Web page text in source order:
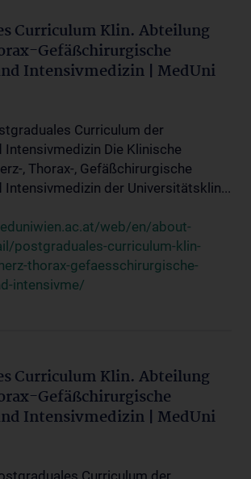
Curriculum Klin. Abteilung
Gefäßchirurgische
Intensivmedizin | MedUni
Curriculum der
Intensivmedizin Die Klinische
, Thorax-, Gefäßchirurgische
Intensivmedizin der Universitätsklin...
web/en/about-
postgraduales-curriculum-klin-
thorax-gefaesschirurgische-
intensivme/
Curriculum Klin. Abteilung
Gefäßchirurgische
Intensivmedizin | MedUni
Curriculum der